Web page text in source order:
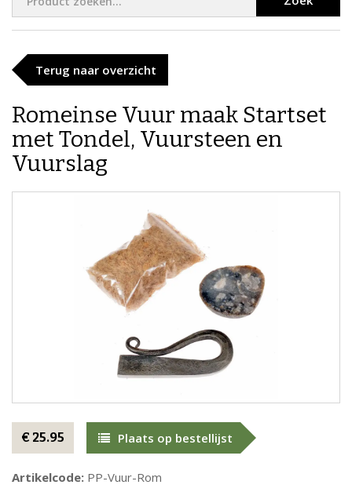
Terug naar overzicht
Romeinse Vuur maak Startset
met Tondel, Vuursteen en
Vuurslag
€ 25.95 Plaats op bestellijst
Artikelcode: PP-Vuur-Rom